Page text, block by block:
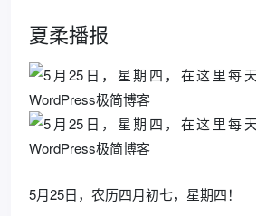
夏柔播报
5月25日，农历四月初七，星期四！